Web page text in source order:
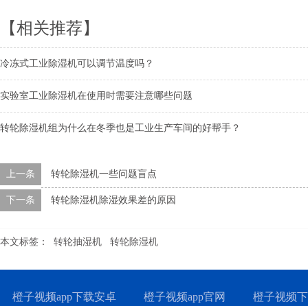
【相关推荐】
冷冻式工业除湿机可以调节温度吗？
实验室工业除湿机在使用时需要注意哪些问题
转轮除湿机组为什么在冬季也是工业生产车间的好帮手？
上一条 转轮除湿机一些问题盲点
下一条 转轮除湿机除湿效果差的原因
本文标签： 转轮抽湿机 转轮除湿机
橙子视频app下载安卓 橙子视频app官网 橙子视频